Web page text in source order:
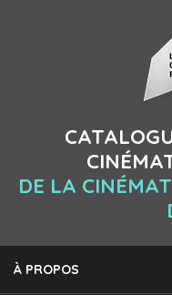
DE LA
À PROPOS